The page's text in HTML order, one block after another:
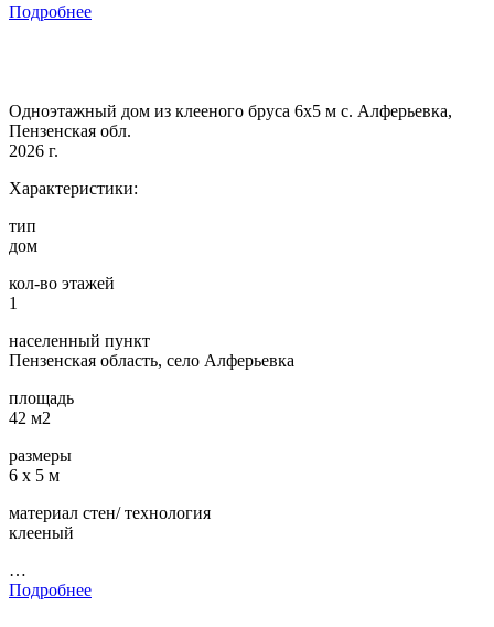
Подробнее
Одноэтажный дом из клееного бруса 6х5 м с. Алферьевка,
Пензенская обл.
2026 г.
Характеристики:
тип
дом
кол-во этажей
1
населенный пункт
Пензенская область, село Алферьевка
площадь
42 м2
размеры
6 х 5 м
материал стен/ технология
клееный
…
Подробнее